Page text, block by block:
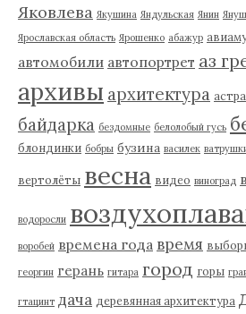
Яковлева Якушина Яндульская Янин
Ярославская область Ярошенко абажур
автомобили автопортрет аз
архивы архитектура астра
байдарка бездомные белолобый гусь
блондинки бобры бузина василек
вертолёты весна видео виноград
водоросли
воробей времена года время
георгин герань гитара город горы
гтацинт дача деревянная архитектура